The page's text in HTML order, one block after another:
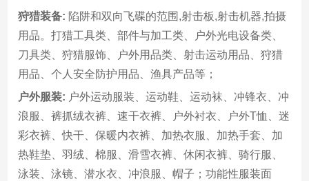
狩猎装备: 陷阱和双向飞碟的范围,射击板,射击机器,拍摄
用品。打猎工具类、部件与加工类、户外光电设备类、
刀具类、狩猎服饰、户外用品类、射击运动用品、狩猎
用品、个人安全防护用品、渔具产品等；
户外服装: 户外运动服装、运动鞋、运动袜、冲锋衣、冲
浪服、裤抓绒衣裤、速干衣裤、户外衬衣、户外T恤、迷
彩衣裤、快干、保暖内衣裤、加热衣服、加热手套、加
热鞋垫、羽绒、棉服、滑雪衣裤、休闲衣裤、骑行服、
泳装、泳镜、潜水衣、冲浪服、帽子；功能性服装面